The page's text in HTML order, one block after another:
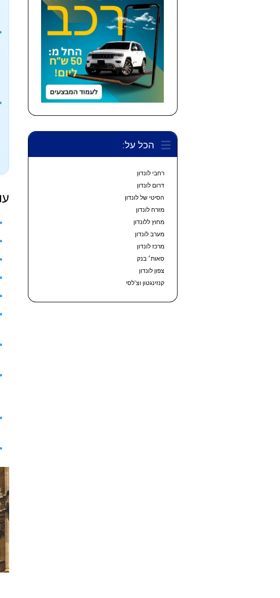
הכל על:
רחבי לונדון
דרום לונדון
הסיטי של לונדון
מזרח לונדון
מחוץ ללונדון
מערב לונדון
מרכז לונדון
סאות׳ בנק
צפון לונדון
קנזינגטון וצ’לסי